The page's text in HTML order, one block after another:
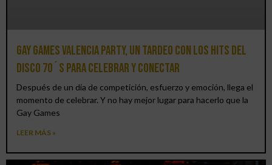
Gay Games Valencia Party, un tardeo con los hits del
DISCO 70´S para celebrar y conectar
Después de un día de competición, esfuerzo y emoción, llega el
momento de celebrar. Y no hay mejor lugar para hacerlo que la
Gay Games
LEER MÁS »